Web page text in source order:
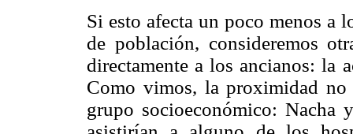
Si esto afecta un poco menos a
de población, consideremos
directamente a los ancianos: la
Como vimos, la proximidad
grupo socioeconómico: